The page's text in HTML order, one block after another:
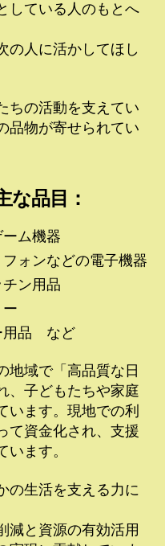
している人のもとへ
の人に活かしてほし
ちの活動を支えてい
品物が寄せられてい
な品目：
ム機器
ォンなどの電子機器
ン用品
用品 など
地域で「高品質な日
、子どもたちや家庭
います。現地での利
て資金化され、支援
ます。
の生活を支える力に
減と資源の有効活用